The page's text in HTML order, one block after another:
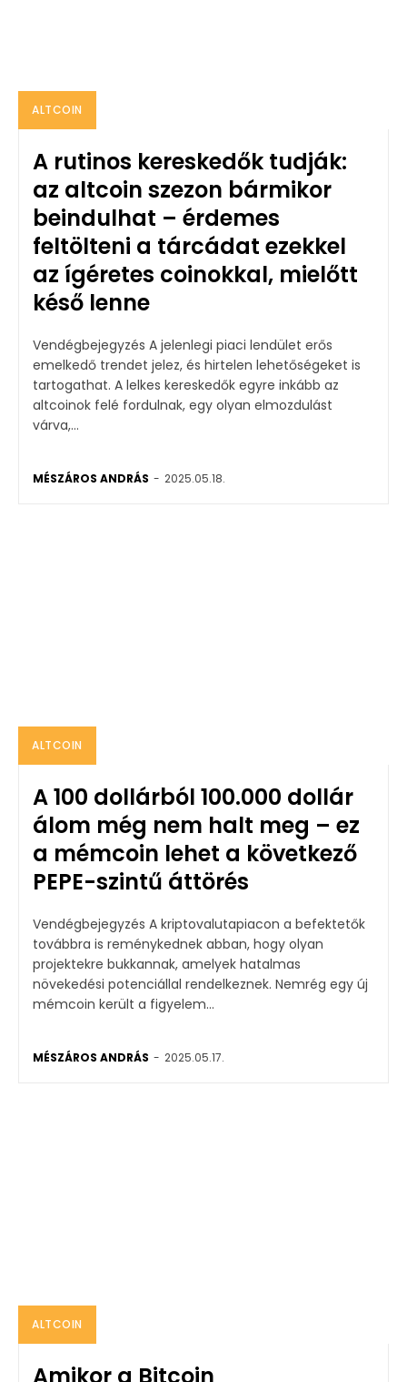
ALTCOIN
A rutinos kereskedők tudják:
az altcoin szezon bármikor
beindulhat – érdemes
feltölteni a tárcádat ezekkel
az ígéretes coinokkal, mielőtt
késő lenne
Vendégbejegyzés A jelenlegi piaci lendület erős
emelkedő trendet jelez, és hirtelen lehetőségeket is
tartogathat. A lelkes kereskedők egyre inkább az
altcoinok felé fordulnak, egy olyan elmozdulást
várva,...
MÉSZÁROS ANDRÁS - 2025.05.18.
ALTCOIN
A 100 dollárból 100.000 dollár
álom még nem halt meg – ez
a mémcoin lehet a következő
PEPE-szintű áttörés
Vendégbejegyzés A kriptovalutapiacon a befektetők
továbbra is reménykednek abban, hogy olyan
projektekre bukkannak, amelyek hatalmas
növekedési potenciállal rendelkeznek. Nemrég egy új
mémcoin került a figyelem...
MÉSZÁROS ANDRÁS - 2025.05.17.
ALTCOIN
Amikor a Bitcoin